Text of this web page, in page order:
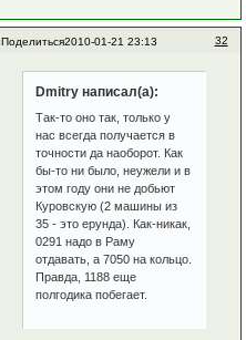
Поделиться 32
2010-01-21 23:13
Dmitry написал(а):
Так-то оно так, только у
нас всегда получается в
точности да наоборот. Как
бы-то ни было, неужели и в
этом году они не добьют
Куровскую (2 машины из
35 - это ерунда). Как-никак,
0291 надо в Раму
отдавать, а 7050 на кольцо.
Правда, 1188 еще
полгодика побегает.